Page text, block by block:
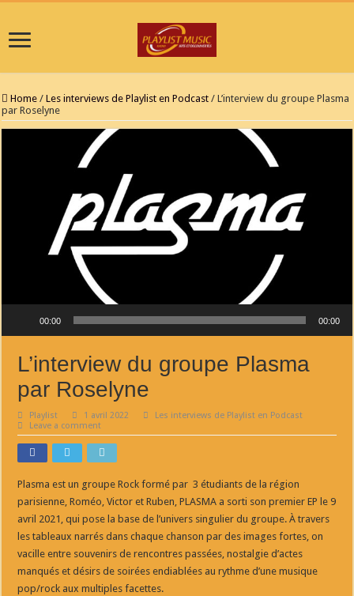
Home / Les interviews de Playlist en Podcast / L’interview du groupe Plasma
par Roselyne
Lecteur audio
00:00 00:00
L’interview du groupe Plasma
par Roselyne
Playlist 1 avril 2022
Les interviews de Playlist en Podcast
Leave a comment
Plasma est un groupe Rock formé par 3 étudiants de la région
parisienne, Roméo, Victor et Ruben, PLASMA a sorti son premier EP le 9
avril 2021, qui pose la base de l’univers singulier du groupe. À travers
les tableaux narrés dans chaque chanson par des images fortes, on
vacille entre souvenirs de rencontres passées, nostalgie d’actes
manqués et désirs de soirées endiablées au rythme d’une musique
pop/rock aux multiples facettes.